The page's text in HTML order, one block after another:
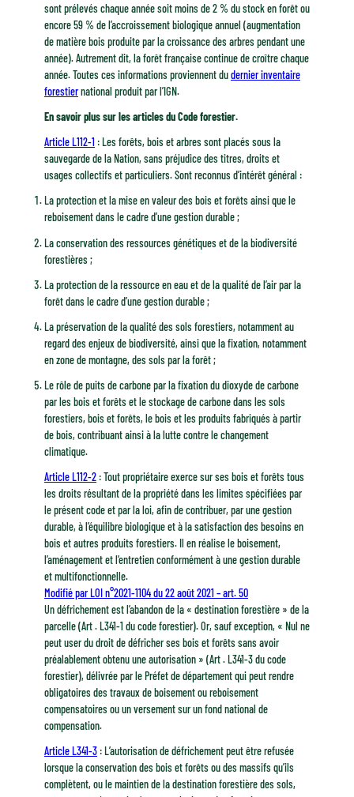
sont prélevés chaque année soit moins de 2 % du stock en forêt ou
encore 59 % de l’accroissement biologique annuel (augmentation
de matière bois produite par la croissance des arbres pendant une
année). Autrement dit, la forêt française continue de croître chaque
année. Toutes ces informations proviennent dudernier inventaire
forestiernational produit par l’IGN.
En savoir plus sur les articles du Code forestier.
Article L112-1 : Les forêts, bois et arbres sont placés sous la
sauvegarde de la Nation, sans préjudice des titres, droits et
usages collectifs et particuliers. Sont reconnus d’intérêt général :
La protection et la mise en valeur des bois et forêts ainsi que le
reboisement dans le cadre d’une gestion durable ;
La conservation des ressources génétiques et de la biodiversité
forestières ;
La protection de la ressource en eau et de la qualité de l’air par la
forêt dans le cadre d’une gestion durable ;
La préservation de la qualité des sols forestiers, notamment au
regard des enjeux de biodiversité, ainsi que la fixation, notamment
en zone de montagne, des sols par la forêt ;
Le rôle de puits de carbone par la fixation du dioxyde de carbone
par les bois et forêts et le stockage de carbone dans les sols
forestiers, bois et forêts, le bois et les produits fabriqués à partir
de bois, contribuant ainsi à la lutte contre le changement
climatique.
Article L112-2 : Tout propriétaire exerce sur ses bois et forêts tous
les droits résultant de la propriété dans les limites spécifiées par
le présent code et par la loi, afin de contribuer, par une gestion
durable, à l’équilibre biologique et à la satisfaction des besoins en
bois et autres produits forestiers. Il en réalise le boisement,
l’aménagement et l’entretien conformément à une gestion durable
et multifonctionnelle.
Modifié par LOI n°2021-1104 du 22 août 2021 – art. 50
Un défrichement est l’abandon de la « destination forestière » de la
parcelle (Art . L341-1 du code forestier). Or, sauf exception, « Nul ne
peut user du droit de défricher ses bois et forêts sans avoir
préalablement obtenu une autorisation » (Art . L341-3 du code
forestier), délivrée par le Préfet de département qui peut rendre
obligatoires des travaux de boisement ou reboisement
compensatoires ou un versement sur un fond national de
compensation.
Article L341-3 : L’autorisation de défrichement peut être refusée
lorsque la conservation des bois et forêts ou des massifs qu’ils
complètent, ou le maintien de la destination forestière des sols,